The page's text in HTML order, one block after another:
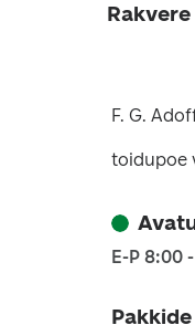
F. G.
toidupoe
E-P 8:00